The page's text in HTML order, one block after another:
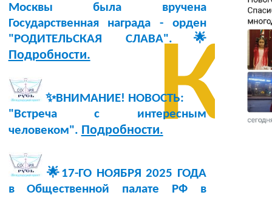
Москвы была вручена
Государственная награда - орден
"РОДИТЕЛЬСКАЯ СЛАВА".🌟
Подробности.
✨ВНИМАНИЕ! НОВОСТЬ:
"Встреча с интересным
человеком". Подробности.
🌟17-ГО НОЯБРЯ 2025 ГОДА
в Общественной палате РФ в